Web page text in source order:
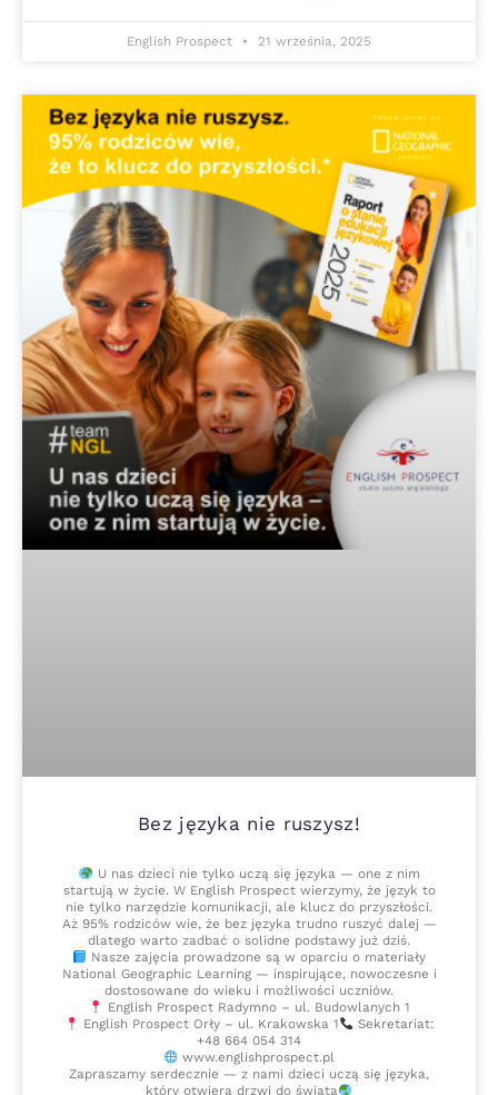
English Prospect 21 września, 2025
Bez języka nie ruszysz!
U nas dzieci nie tylko uczą się języka — one z nim
startują w życie. W English Prospect wierzymy, że język to
nie tylko narzędzie komunikacji, ale klucz do przyszłości.
Aż 95% rodziców wie, że bez języka trudno ruszyć dalej —
dlatego warto zadbać o solidne podstawy już dziś.
Nasze zajęcia prowadzone są w oparciu o materiały
National Geographic Learning — inspirujące, nowoczesne i
dostosowane do wieku i możliwości uczniów.
English Prospect Radymno – ul. Budowlanych 1
English Prospect Orły – ul. Krakowska 1
Sekretariat:
+48 664 054 314
www.englishprospect.pl
Zapraszamy serdecznie — z nami dzieci uczą się języka,
który otwiera drzwi do świata